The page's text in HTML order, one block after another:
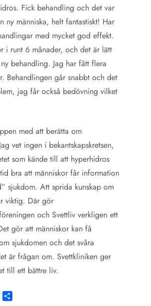
Fick behandling och det var
ny människa, helt fantastiskt! Har
med mycket god effekt.
i runt 6 månader, och det är lätt
behandling. Jag har fått flera
Behandlingen går snabbt och det
jag får också bedövning vilket
med att berätta om
vet ingen i bekantskapskretsen,
som kände till att hyperhidros
bra att människor får information
sjukdom. Att sprida kunskap om
viktig. Där gör
och Svettliv verkligen ett
gör att människor kan få
sjukdomen och det svåra
är frågan om. Svettkliniken ger
till ett bättre liv.
Email